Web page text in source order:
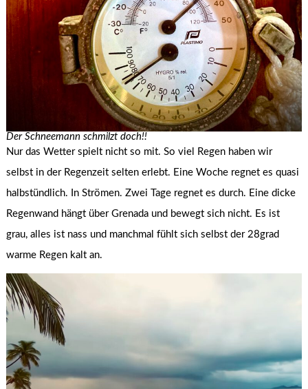
Der Schneemann schmilzt doch!!
Nur das Wetter spielt nicht so mit. So viel Regen haben wir
selbst in der Regenzeit selten erlebt. Eine Woche regnet es quasi
halbstündlich. In Strömen. Zwei Tage regnet es durch. Eine dicke
Regenwand hängt über Grenada und bewegt sich nicht. Es ist
grau, alles ist nass und manchmal fühlt sich selbst der 28grad
warme Regen kalt an.